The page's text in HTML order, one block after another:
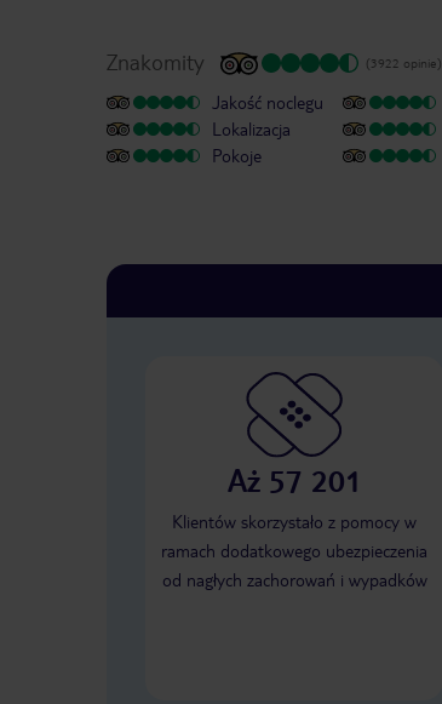
Znakomity (3922 opinie)
Jakość noclegu
Lokalizacja
Pokoje
Aż 57 201
Klientów skorzystało z pomocy w
ramach dodatkowego ubezpieczenia
od nagłych zachorowań i wypadków